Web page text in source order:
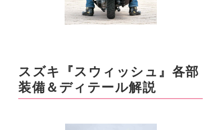
スズキ『スウィッシュ』各部
装備＆ディテール解説